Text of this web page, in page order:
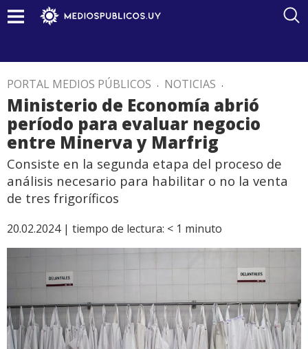
PORTAL MEDIOS PÚBLICOS . NOTICIAS .
Ministerio de Economía abrió
período para evaluar negocio
entre Minerva y Marfrig
Consiste en la segunda etapa del proceso de
análisis necesario para habilitar o no la venta
de tres frigoríficos
20.02.2024 | tiempo de lectura: < 1 minuto